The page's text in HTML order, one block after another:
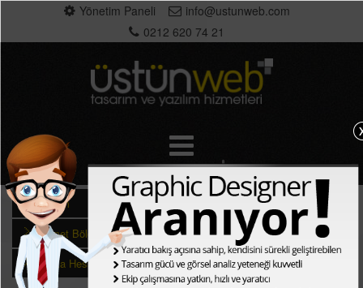
Yönetim Paneli
info@ustunweb.com
0212 620 74 21
İletişim
Hizmet Bölgeleri
Banka Hesaplarımız